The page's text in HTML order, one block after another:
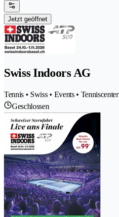
Jetzt geöffnet
Swiss Indoors AG
Tennis • Swiss • Events • Tenniscenter
Geschlossen